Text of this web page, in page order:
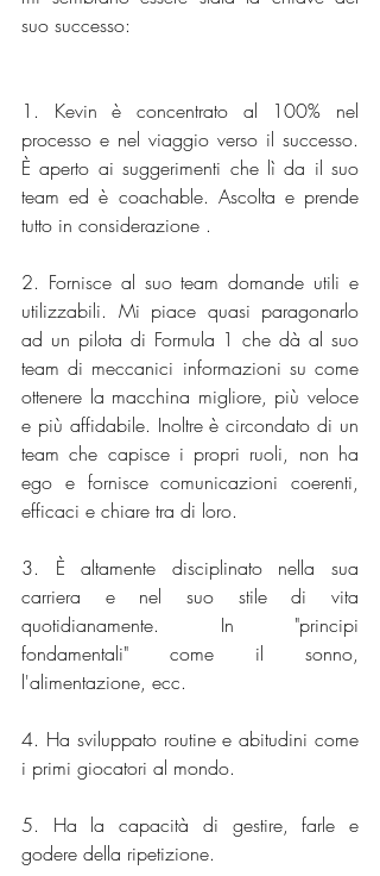
suo successo:
1. Kevin è concentrato al 100% nel
processo e nel viaggio verso il successo.
È aperto ai suggerimenti che lì da il suo
team ed è coachable. Ascolta e prende
tutto in considerazione .
2. Fornisce al suo team domande utili e
utilizzabili. Mi piace quasi paragonarlo
ad un pilota di Formula 1 che dà al suo
team di meccanici informazioni su come
ottenere la macchina migliore, più veloce
e più affidabile. Inoltre è circondato di un
team che capisce i propri ruoli, non ha
ego e fornisce comunicazioni coerenti,
efficaci e chiare tra di loro.
3. È altamente disciplinato nella sua
carriera e nel suo stile di vita
quotidianamente. In "principi
fondamentali" come il sonno,
l'alimentazione, ecc.
4. Ha sviluppato routine e abitudini come
i primi giocatori al mondo.
5. Ha la capacità di gestire, farle e
godere della ripetizione.